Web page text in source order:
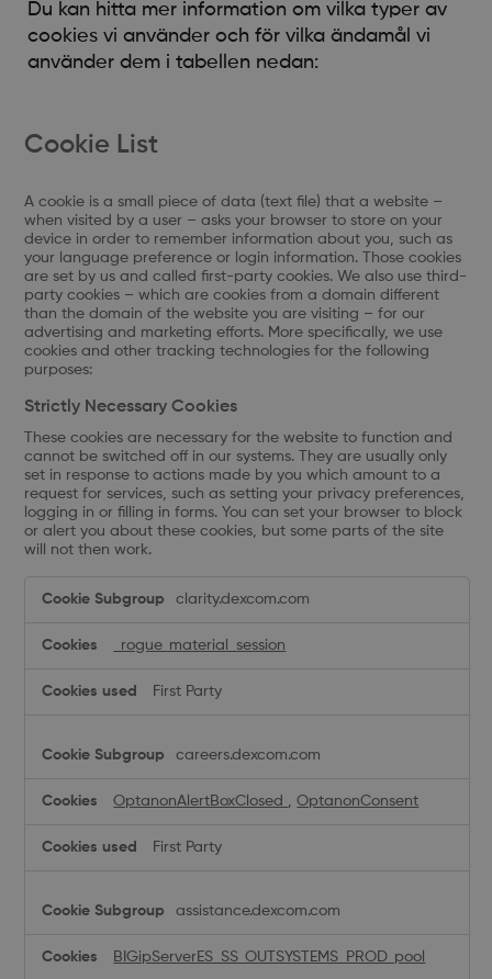
Du kan hitta mer information om vilka typer av
cookies vi använder och för vilka ändamål vi
använder dem i tabellen nedan:
Cookie List
A cookie is a small piece of data (text file) that a website –
when visited by a user – asks your browser to store on your
device in order to remember information about you, such as
your language preference or login information. Those cookies
are set by us and called first-party cookies. We also use third-
party cookies – which are cookies from a domain different
than the domain of the website you are visiting – for our
advertising and marketing efforts. More specifically, we use
cookies and other tracking technologies for the following
purposes:
Strictly Necessary Cookies
These cookies are necessary for the website to function and
cannot be switched off in our systems. They are usually only
set in response to actions made by you which amount to a
request for services, such as setting your privacy preferences,
logging in or filling in forms. You can set your browser to block
or alert you about these cookies, but some parts of the site
will not then work.
Necessary
clarity.dexcom.com
_rogue_material_session
First Party
careers.dexcom.com
OptanonAlertBoxClosed ,OptanonConsent
First Party
assistance.dexcom.com
BIGipServerES_SS_OUTSYSTEMS_PROD_pool